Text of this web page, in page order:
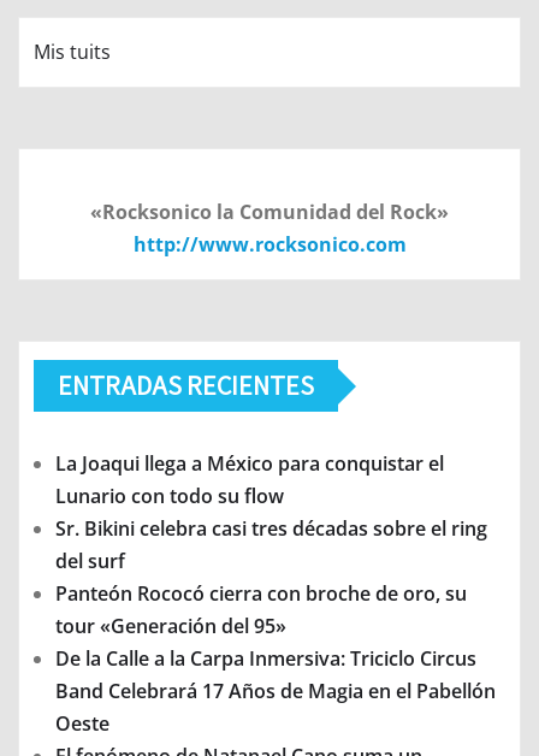
Mis tuits
«Rocksonico la Comunidad del Rock»
http://www.rocksonico.com
ENTRADAS RECIENTES
La Joaqui llega a México para conquistar el
Lunario con todo su flow
Sr. Bikini celebra casi tres décadas sobre el ring
del surf
Panteón Rococó cierra con broche de oro, su
tour «Generación del 95»
De la Calle a la Carpa Inmersiva: Triciclo Circus
Band Celebrará 17 Años de Magia en el Pabellón
Oeste